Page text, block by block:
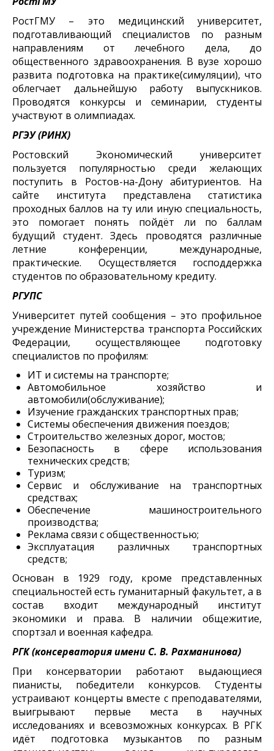
РостГМУ – это медицинский университет,
подготавливающий специалистов по разным
направлениям от лечебного дела, до
общественного здравоохранения. В вузе хорошо
развита подготовка на практике(симуляции), что
облегчает дальнейшую работу выпускников.
Проводятся конкурсы и семинарии, студенты
участвуют в олимпиадах.
РГЭУ (РИНХ)
Ростовский Экономический университет
пользуется популярностью среди желающих
поступить в Ростов-на-Дону абитуриентов. На
сайте института представлена статистика
проходных баллов на ту или иную специальность,
это помогает понять пойдёт ли по баллам
будущий студент. Здесь проводятся различные
летние конференции, международные,
практические. Осуществляется господдержка
студентов по образовательному кредиту.
РГУПС
Университет путей сообщения – это профильное
учреждение Министерства транспорта Российских
Федерации, осуществляющее подготовку
специалистов по профилям:
ИТ и системы на транспорте;
Автомобильное хозяйство и
автомобили(обслуживание);
Изучение гражданских транспортных прав;
Системы обеспечения движения поездов;
Строительство железных дорог, мостов;
Безопасность в сфере использования
технических средств;
Туризм;
Сервис и обслуживание на транспортных
средствах;
Обеспечение машиностроительного
производства;
Реклама связи с общественностью;
Эксплуатация различных транспортных
средств;
Основан в 1929 году, кроме представленных
специальностей есть гуманитарный факультет, а в
состав входит международный институт
экономики и права. В наличии общежитие,
спортзал и военная кафедра.
РГК (консерватория имени С. В. Рахманинова)
При консерватории работают выдающиеся
пианисты, победители конкурсов. Студенты
устраивают концерты вместе с преподавателями,
выигрывают первые места в научных
исследованиях и всевозможных конкурсах. В РГК
идёт подготовка музыкантов по разным